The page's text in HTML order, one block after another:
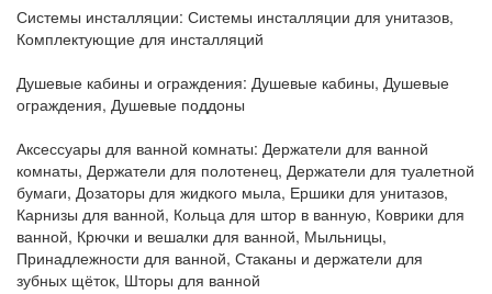
Системы инсталляции: Системы инсталляции для унитазов,
Комплектующие для инсталляций
Душевые кабины и ограждения: Душевые кабины, Душевые
ограждения, Душевые поддоны
Аксессуары для ванной комнаты: Держатели для ванной
комнаты, Держатели для полотенец, Держатели для туалетной
бумаги, Дозаторы для жидкого мыла, Ершики для унитазов,
Карнизы для ванной, Кольца для штор в ванную, Коврики для
ванной, Крючки и вешалки для ванной, Мыльницы,
Принадлежности для ванной, Стаканы и держатели для
зубных щёток, Шторы для ванной